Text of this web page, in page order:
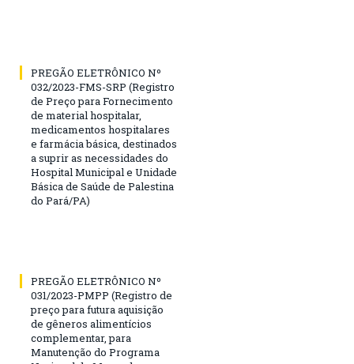
PREGÃO ELETRÔNICO Nº
032/2023-FMS-SRP (Registro
de Preço para Fornecimento
de material hospitalar,
medicamentos hospitalares
e farmácia básica, destinados
a suprir as necessidades do
Hospital Municipal e Unidade
Básica de Saúde de Palestina
do Pará/PA)
PREGÃO ELETRÔNICO Nº
031/2023-PMPP (Registro de
preço para futura aquisição
de gêneros alimentícios
complementar, para
Manutenção do Programa